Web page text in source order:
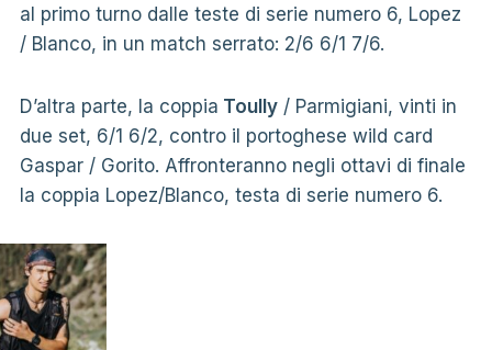
al primo turno dalle teste di serie numero 6, Lopez
/ Blanco, in un match serrato: 2/6 6/1 7/6.
D’altra parte, la coppia Toully/ Parmigiani, vinti in
due set, 6/1 6/2, contro il portoghese wild card
Gaspar / Gorito. Affronteranno negli ottavi di finale
la coppia Lopez/Blanco, testa di serie numero 6.